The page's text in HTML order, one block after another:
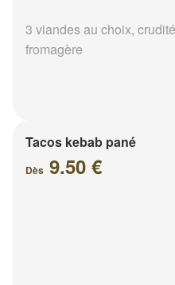
3 viandes au choix,
fromagère
Tacos kebab pané
Dès 9.50 €